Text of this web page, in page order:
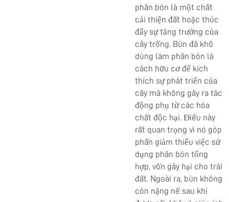
phân bón là một chất
cải thiện đất hoặc thúc
đẩy sự tăng trưởng của
cây trồng. Bùn đã khô
dùng làm phân bón là
cách hữu cơ để kích
thích sự phát triển của
cây mà không gây ra tác
động phụ từ các hóa
chất độc hại. Điều này
rất quan trọng vì nó góp
phần giảm thiểu việc sử
dụng phân bón tổng
hợp, vốn gây hại cho trái
đất. Ngoài ra, bùn không
còn nặng nề sau khi